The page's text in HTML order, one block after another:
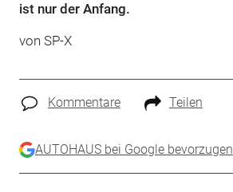
ist nur der Anfang.
von SP-X
Kommentare Teilen
AUTOHAUS bei Google bevorzugen